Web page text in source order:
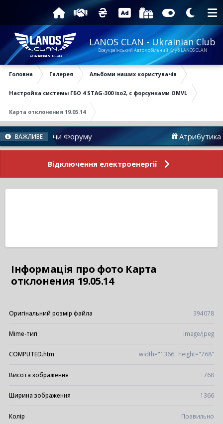
LANOS CLAN - Ukrainian Club
Всеукраїнський Автомобільний Клуб LANOS CLAN
Головна Галерея Альбоми наших користувачів
Настройка системы ГБО 4 STAG-300 iso2, с форсунками OMVL
Карта отклонения 19.05.14
ВАЖЛИВЕ
Новини Форуму Атрибутика
Відключення електроенергії
Інформація про фото Карта
отклонения 19.05.14
Оригінальний розмір файла 394078
Mime-тип image/jpeg
COMPUTED.htm width="1366" height="768"
Висота зображення 768
Ширина зображення 1366
Колір Правильно